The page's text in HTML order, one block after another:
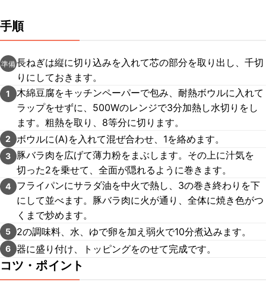
手順
準備長ねぎは縦に切り込みを入れて芯の部分を取り出し、千切
りにしておきます。
1
木綿豆腐をキッチンペーパーで包み、耐熱ボウルに入れて
ラップをせずに、500Wのレンジで3分加熱し水切りをし
ます。粗熱を取り、8等分に切ります。
2 ボウルに(A)を入れて混ぜ合わせ、1を絡めます。
3
豚バラ肉を広げて薄力粉をまぶします。その上に汁気を
切った2を乗せて、全面が隠れるように巻きます。
4
フライパンにサラダ油を中火で熱し、3の巻き終わりを下
にして並べます。豚バラ肉に火が通り、全体に焼き色がつ
くまで炒めます。
5 2の調味料、水、ゆで卵を加え弱火で10分煮込みます。
6 器に盛り付け、トッピングをのせて完成です。
コツ・ポイント